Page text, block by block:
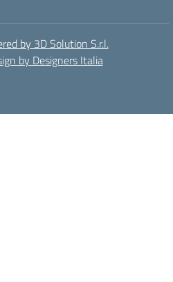
by 3D Solution S.r.l.
by Designers Italia